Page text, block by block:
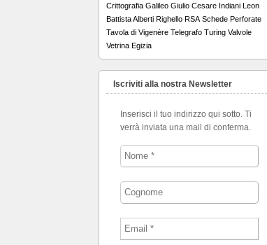
Crittografia Galileo Giulio Cesare Indiani Leon
Battista Alberti Righello RSA Schede Perforate
Tavola di Vigenère Telegrafo Turing Valvole
Vetrina Egizia
Iscriviti alla nostra Newsletter
Inserisci il tuo indirizzo qui sotto. Ti
verrà inviata una mail di conferma.